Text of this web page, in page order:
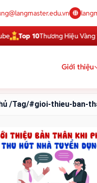
Top 10Thương Hiệu Vàng
Giới thiệu
/Tag/#gioi-thieu-ban-